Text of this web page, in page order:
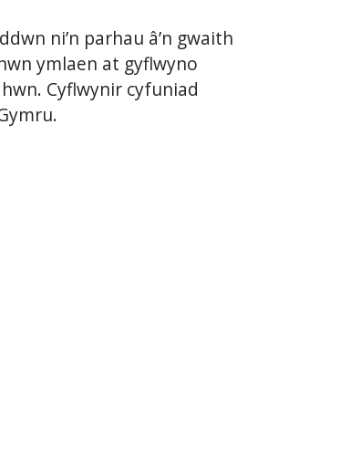
ni’n parhau â’n gwaith
ymlaen at gyflwyno
Cyflwynir cyfuniad